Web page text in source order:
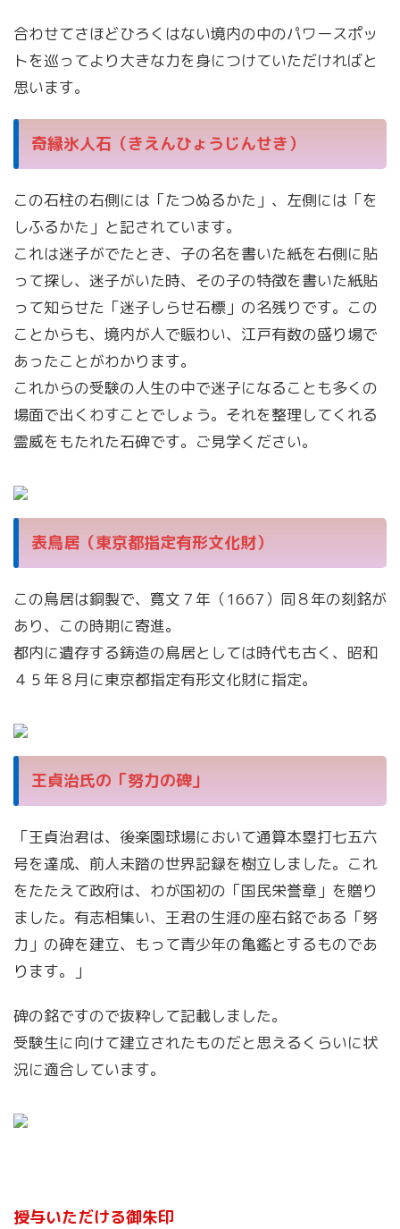
合わせてさほどひろくはない境内の中のパワースポッ
トを巡ってより大きな力を身につけていただければと
思います。
奇縁氷人石（きえんひょうじんせき）
この石柱の右側には「たつぬるかた」、左側には「を
しふるかた」と記されています。
これは迷子がでたとき、子の名を書いた紙を右側に貼
って探し、迷子がいた時、その子の特徴を書いた紙貼
って知らせた「迷子しらせ石標」の名残りです。この
ことからも、境内が人で賑わい、江戸有数の盛り場で
あったことがわかります。
これからの受験の人生の中で迷子になることも多くの
場面で出くわすことでしょう。それを整理してくれる
霊威をもたれた石碑です。ご見学ください。
表鳥居（東京都指定有形文化財）
この鳥居は銅製で、寛文７年（1667）同８年の刻銘が
あり、この時期に寄進。
都内に遺存する鋳造の鳥居としては時代も古く、昭和
４５年８月に東京都指定有形文化財に指定。
王貞治氏の「努力の碑」
「王貞治君は、後楽園球場において通算本塁打七五六
号を達成、前人未踏の世界記録を樹立しました。これ
をたたえて政府は、わが国初の「国民栄誉章」を贈り
ました。有志相集い、王君の生涯の座右銘である「努
力」の碑を建立、もって青少年の亀鑑とするものであ
ります。」
碑の銘ですので抜粋して記載しました。
受験生に向けて建立されたものだと思えるくらいに状
況に適合しています。
授与いただける御朱印